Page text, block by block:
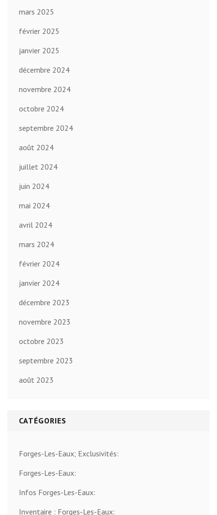
mars 2025
février 2025
janvier 2025
décembre 2024
novembre 2024
octobre 2024
septembre 2024
août 2024
juillet 2024
juin 2024
mai 2024
avril 2024
mars 2024
février 2024
janvier 2024
décembre 2023
novembre 2023
octobre 2023
septembre 2023
août 2023
CATÉGORIES
Forges-Les-Eaux; Exclusivités:
Forges-Les-Eaux:
Infos Forges-Les-Eaux:
Inventaire : Forges-Les-Eaux: